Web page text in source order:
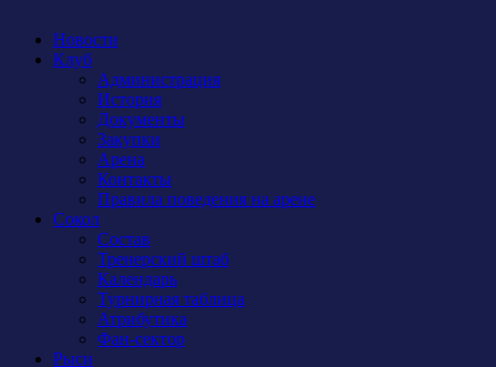
Новости
Клуб
Администрация
История
Документы
Закупки
Арена
Контакты
Правила поведения на арене
Сокол
Состав
Тренерский штаб
Календарь
Турнирная таблица
Атрибутика
Фан-сектор
Рыси